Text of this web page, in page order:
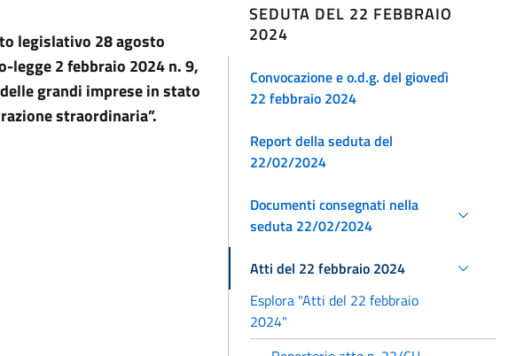
legislativo 28 agosto
-legge 2 febbraio 2024 n. 9,
grandi imprese in stato
straordinaria”.
SEDUTA DEL 22 FEBBRAIO
2024
Convocazione e o.d.g. del giovedì
22 febbraio 2024
Report della seduta del
22/02/2024
Documenti consegnati nella
seduta 22/02/2024
Atti del 22 febbraio 2024
Esplora "Atti del 22 febbraio
2024"